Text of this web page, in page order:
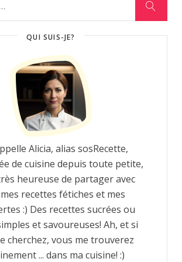
QUI SUIS-JE?
Alicia, alias sosRecette,
de cuisine depuis toute petite,
heureuse de partager avec
recettes fétiches et mes
:) Des recettes sucrées ou
et savoureuses! Ah, et si
cherchez, vous me trouverez
... dans ma cuisine! :)